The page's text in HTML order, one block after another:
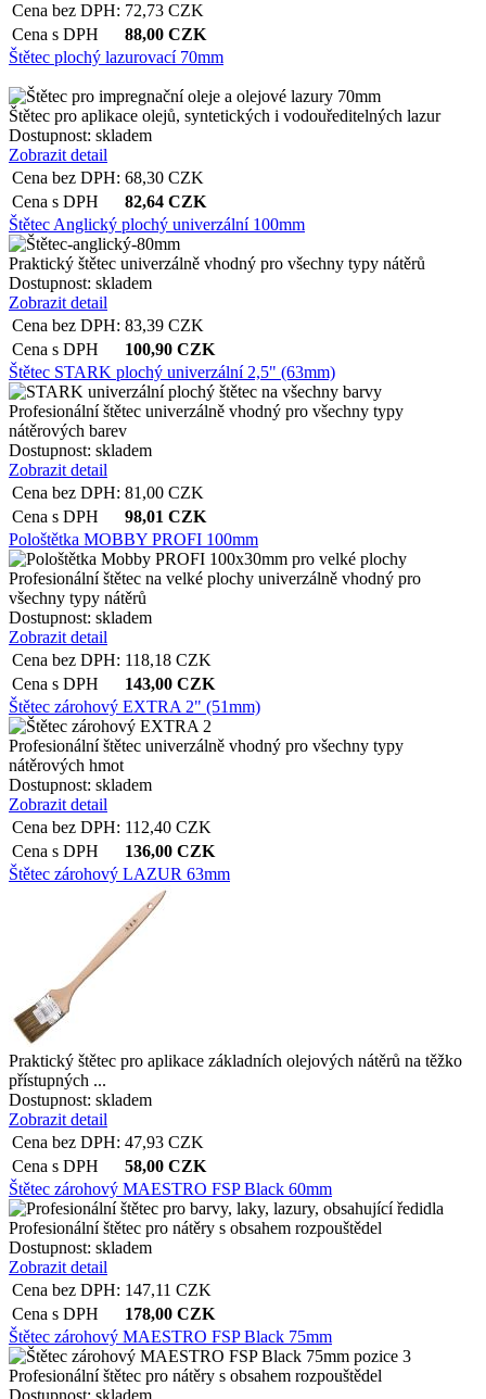
Cena bez DPH: 72,73 CZK
Cena s DPH
88,00 CZK
Štětec plochý lazurovací 70mm
Štětec pro aplikace olejů, syntetických i vodouředitelných lazur
Dostupnost: skladem
Zobrazit detail
Cena bez DPH: 68,30 CZK
Cena s DPH
82,64 CZK
Štětec Anglický plochý univerzální 100mm
Praktický štětec univerzálně vhodný pro všechny typy nátěrů
Dostupnost: skladem
Zobrazit detail
Cena bez DPH: 83,39 CZK
Cena s DPH
100,90 CZK
Štětec STARK plochý univerzální 2,5" (63mm)
Profesionální štětec univerzálně vhodný pro všechny typy
nátěrových barev
Dostupnost: skladem
Zobrazit detail
Cena bez DPH: 81,00 CZK
Cena s DPH
98,01 CZK
Pološtětka MOBBY PROFI 100mm
Profesionální štětec na velké plochy univerzálně vhodný pro
všechny typy nátěrů
Dostupnost: skladem
Zobrazit detail
Cena bez DPH: 118,18 CZK
Cena s DPH
143,00 CZK
Štětec zárohový EXTRA 2" (51mm)
Profesionální štětec univerzálně vhodný pro všechny typy
nátěrových hmot
Dostupnost: skladem
Zobrazit detail
Cena bez DPH: 112,40 CZK
Cena s DPH
136,00 CZK
Štětec zárohový LAZUR 63mm
Praktický štětec pro aplikace základních olejových nátěrů na těžko
přístupných ...
Dostupnost: skladem
Zobrazit detail
Cena bez DPH: 47,93 CZK
Cena s DPH
58,00 CZK
Štětec zárohový MAESTRO FSP Black 60mm
Profesionální štětec pro nátěry s obsahem rozpouštědel
Dostupnost: skladem
Zobrazit detail
Cena bez DPH: 147,11 CZK
Cena s DPH
178,00 CZK
Štětec zárohový MAESTRO FSP Black 75mm
Profesionální štětec pro nátěry s obsahem rozpouštědel
Dostupnost: skladem